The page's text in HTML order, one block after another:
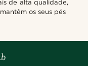
de alta qualidade,
os seus pés